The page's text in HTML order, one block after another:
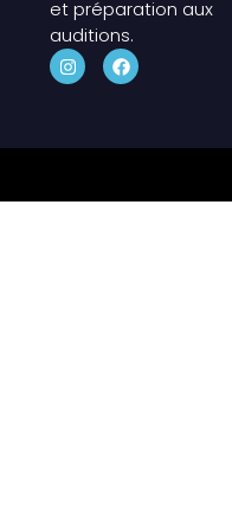
et préparation aux
auditions.